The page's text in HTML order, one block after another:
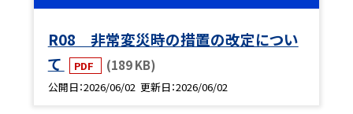
R08 非常変災時の措置の改定につい
て
PDF (189 KB)
公開日 2026/06/02 更新日 2026/06/02